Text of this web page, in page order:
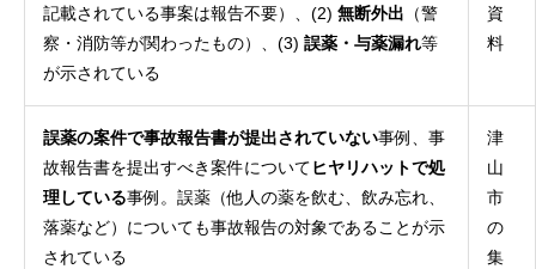
記載されている事案は報告不要）、(2) 無断外出 （警
察・消防等が関わったもの）、(3) 誤薬・与薬漏れ等
が示されている
資
料
誤薬の案件で事故報告書が提出されていない事例、事
故報告書を提出すべき案件についてヒヤリハットで処
理している事例。誤薬（他人の薬を飲む、飲み忘れ、
落薬など）についても事故報告の対象であることが示
されている
津
山
市
の
集